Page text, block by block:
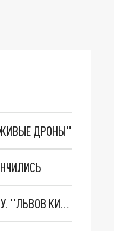
ДРОНЫ"
НОВОЕ МАСШТАБНЕЙШЕЕ НАСТУПЛЕНИЕ. ТРИ УЛЬТИМАТУМА ЗЕЛЕНСКОГО ПУТИНУ. "ЛЬВОВ КИМА" ПОСТАВЯТ НА ПВО? ГЛОБАЛЬНЫЙ ПРОРЫВ ПОД ЗАПОРОЖЬЕМ